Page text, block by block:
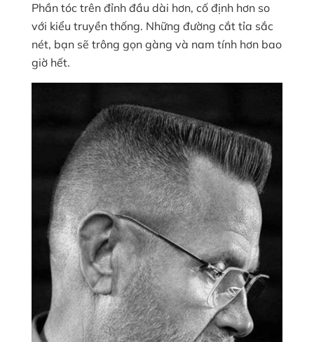
Phần tóc trên đỉnh đầu dài hơn, cố định hơn so
với kiểu truyền thống. Những đường cắt tỉa sắc
nét, bạn sẽ trông gọn gàng và nam tính hơn bao
giờ hết.